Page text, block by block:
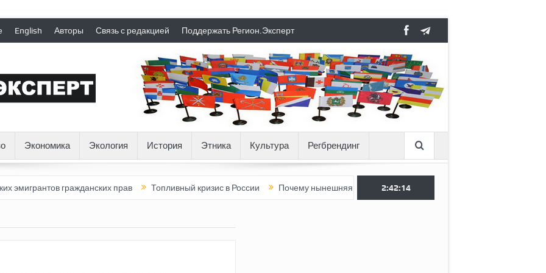
English Авторы Связь с редакцией Поддержать Регион.Эксперт
Экономика Экология История Этника Культура Регбрендинг
гражданских прав Топливный кризис в России Почему нынешняя Россия стала хуже, чем СССР?
2:42:15